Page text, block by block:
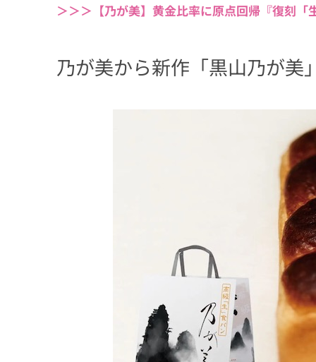
＞＞＞【乃が美】黄金比率に原点回帰『復刻
乃が美から新作 「黒山乃が美